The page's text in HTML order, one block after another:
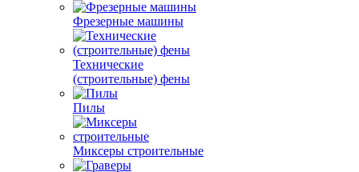
Фрезерные машины
Технические
(строительные) фены
Пилы
Миксеры строительные